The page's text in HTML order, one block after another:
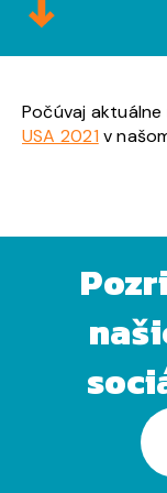
Počúvaj
USA 2021 v